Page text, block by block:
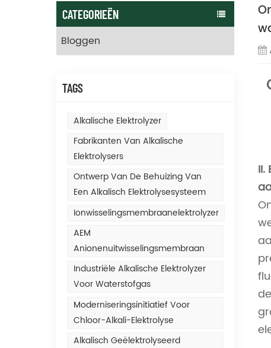
CATEGORIEËN
Bloggen
TAGS
Alkalische Elektrolyzer
Fabrikanten Van Alkalische
Elektrolysers
Ontwerp Van De Behuizing Van
Een Alkalisch Elektrolysesysteem
Ionwisselingsmembraanelektrolyzer
AEM
Anionenuitwisselingsmembraan
Industriële Alkalische Elektrolyzer
Voor Waterstofgas
Moderniseringsinitiatief Voor
Chloor-Alkali-Elektrolyse
Alkalisch Geëlektrolyseerd